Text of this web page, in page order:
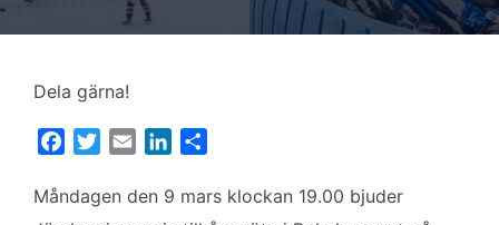
Dela gärna!
c
i
a
n
l
Måndagen den 9 mars klockan 19.00 bjuder